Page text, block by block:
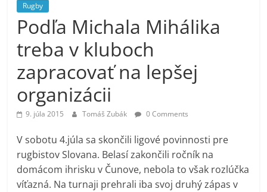
Rugby
Podľa Michala Mihálika
treba v kluboch
zapracovať na lepšej
organizácii
9. júla 2015 Tomáš Zubák 0 Comments
V sobotu 4.júla sa skončili ligové povinnosti pre
rugbistov Slovana. Belasí zakončili ročník na
domácom ihrisku v Čunove, nebola to však rozlúčka
víťazná. Na turnaji prehrali iba svoj druhý zápas v